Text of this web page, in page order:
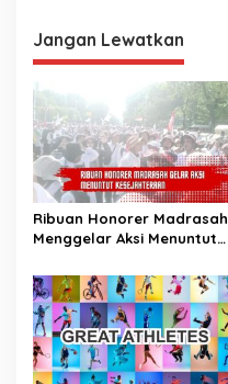
Jangan Lewatkan
Ribuan Honorer Madrasah
Menggelar Aksi Menuntut